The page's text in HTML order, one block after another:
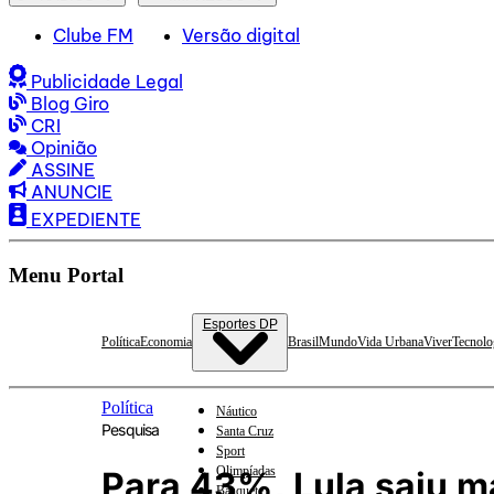
Clube FM Versão digital
Publicidade Legal
Blog Giro
CRI
Opinião
ASSINE
ANUNCIE
EXPEDIENTE
Menu Portal
PolíticaEconomia
Esportes DP
Náutico
Santa Cruz
Sport
Olimpíadas
Basquete
BrasilMundoVida UrbanaViver
Política
Pesquisa